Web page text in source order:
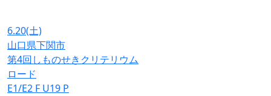
6.20(土)
山口県下関市
第4回しものせきクリテリウム
ロード
E1/E2 F U19 P